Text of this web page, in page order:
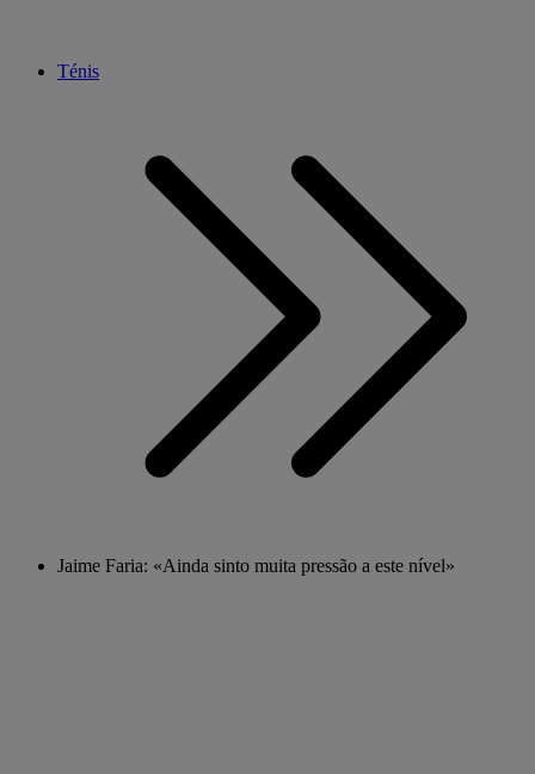
Ténis
Jaime Faria: «Ainda sinto muita pressão a este nível»